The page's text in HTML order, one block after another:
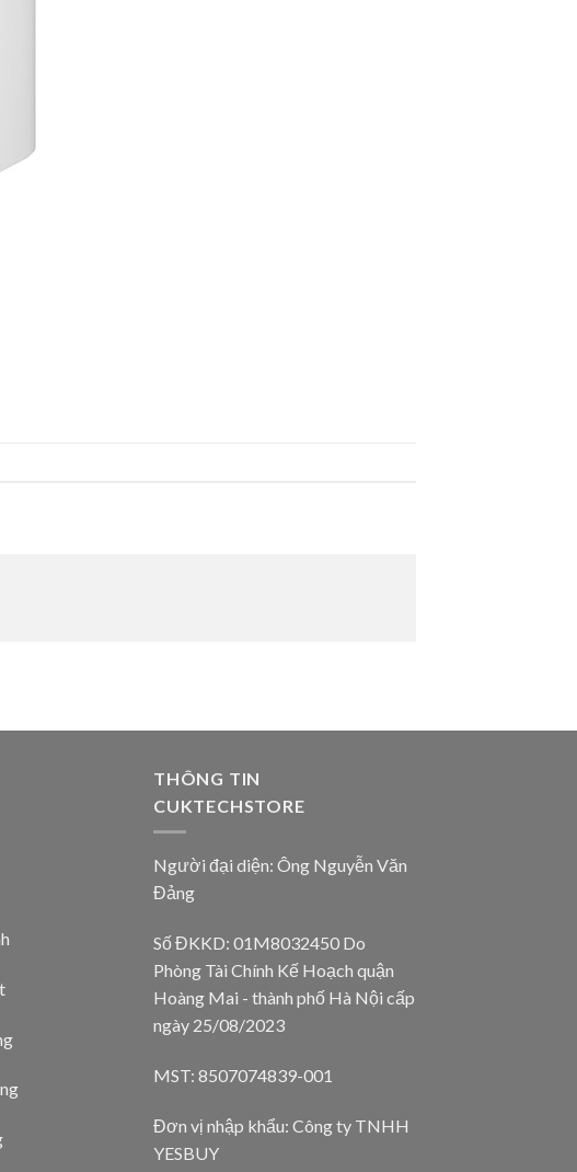
THÔNG TIN
CUKTECHSTORE
Người đại diện: Ông Nguyễn Văn
Đảng
Số ĐKKD: 01M8032450 Do
Phòng Tài Chính Kế Hoạch quận
Hoàng Mai - thành phố Hà Nội cấp
ngày 25/08/2023
MST: 8507074839-001
Đơn vị nhập khẩu: Công ty TNHH
YESBUY